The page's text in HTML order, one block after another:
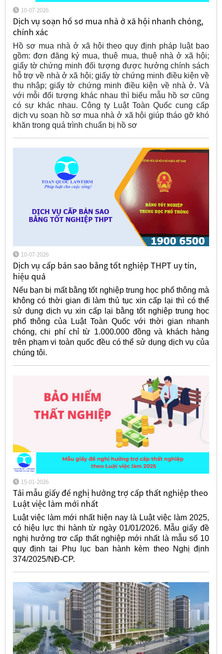
10-07-2026
Dịch vụ soạn hồ sơ mua nhà ở xã hội nhanh chóng,
chính xác
Hồ sơ mua nhà ở xã hội theo quy định pháp luật bao
gồm: đơn đăng ký mua, thuê mua, thuê nhà ở xã hội;
giấy tờ chứng minh đối tượng được hưởng chính sách
hỗ trợ về nhà ở xã hội; giấy tờ chứng minh điều kiện về
thu nhập; giấy tờ chứng minh điều kiện về nhà ở. Và
với mỗi đối tượng khác nhau thì biểu mẫu hồ sơ cũng
có sự khác nhau. Công ty Luật Toàn Quốc cung cấp
dịch vụ soạn hồ sơ mua nhà ở xã hội giúp tháo gỡ khó
khăn trong quá trình chuẩn bị hồ sơ
10-07-2026
Dịch vụ cấp bản sao bằng tốt nghiệp THPT uy tín,
hiệu quả
Nếu bạn bị mất bằng tốt nghiệp trung học phổ thông mà
không có thời gian đi làm thủ tục xin cấp lại thì có thể
sử dụng dịch vụ xin cấp lại bằng tốt nghiệp trung học
phổ thông của Luật Toàn Quốc với thời gian nhanh
chóng, chi phí chỉ từ 1.000.000 đồng và khách hàng
trên phạm vi toàn quốc đều có thể sử dụng dịch vụ của
chúng tôi.
15-01-2026
Tải mẫu giấy đề nghị hưởng trợ cấp thất nghiệp theo
Luật việc làm mới nhất
Luật việc làm mới nhất hiện nay là Luật việc làm 2025,
có hiệu lực thi hành từ ngày 01/01/2026. Mẫu giấy đề
nghị hưởng trơ cấp thất nghiệp mới nhất là mẫu số 10
quy định tại Phụ lục ban hành kèm theo Nghị định
374/2025/NĐ-CP.